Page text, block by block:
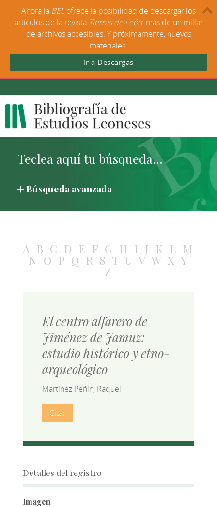
Búsqueda avanzada
A B C D E F G H I J K L M
N O P Q R S T U V W X Y
Z
El centro alfarero de
Jiménez de Jamuz:
estudio histórico y etno-
arqueológico
Martínez Peñín, Raquel
Citar
Detalles del registro
Imagen
Ahora la BEL ofrece la posibilidad de descargar los
artículos de la revista Tierras de León: más de un millar
de archivos accesibles. Y próximamente, nuevos
materiales.
Ir a Descargas